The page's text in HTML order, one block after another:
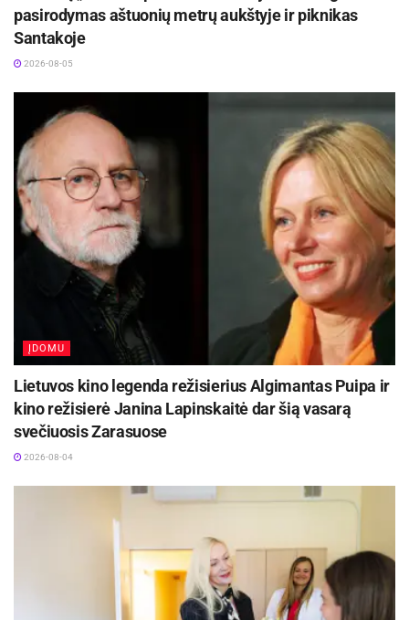
Šaltinis: Kupiškio rajono savivaldybė
pasirodymas aštuonių metrų aukštyje ir piknikas
Santakoje
2026-08-05
ĮDOMU
Lietuvos kino legenda režisierius Algimantas Puipa ir
kino režisierė Janina Lapinskaitė dar šią vasarą
svečiuosis Zarasuose
2026-08-04